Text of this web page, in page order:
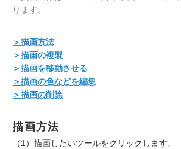
ります。
＞描画方法
＞描画の複製
＞描画を移動させる
＞描画の色などを編集
＞描画の削除
描画方法
（1）描画したいツールをクリックします。